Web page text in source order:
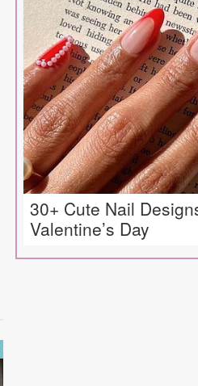
30+ Cute Nail
Valentine’s Day